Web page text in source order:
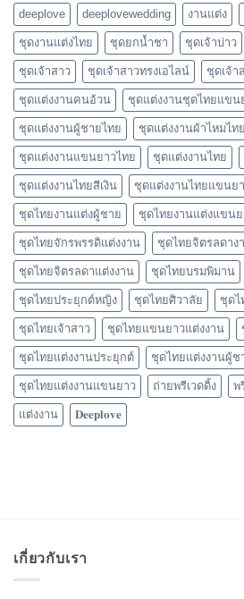
deeplove deeplovewedding งานแต่ง
ชุดงานแต่งไทย ชุดยกน้ำชา ชุดเจ้าบ่าว
ชุดเจ้าสาว ชุดเจ้าสาวทรงเอไลน์ ชุดเจ้า
ชุดแต่งงานคนอ้วน ชุดแต่งงานชุดไทยแขน
ชุดแต่งงานผู้ชายไทย ชุดแต่งงานผ้าไหมไทย
ชุดแต่งงานแขนยาวไทย ชุดแต่งงานไทย
ชุดแต่งงานไทยสีเงิน ชุดแต่งงานไทยแขนย
ชุดไทยงานแต่งผู้ชาย ชุดไทยงานแต่งแขน
ชุดไทยจักรพรรดิแต่งงาน ชุดไทยจิตรลดาง
ชุดไทยจิตรลดาแต่งงาน ชุดไทยบรมพิมาน
ชุดไทยประยุกต์หญิง ชุดไทยศิวาลัย ชุดไ
ชุดไทยเจ้าสาว ชุดไทยแขนยาวแต่งงาน
ชุดไทยแต่งงานประยุกต์ ชุดไทยแต่งงานผู้ช
ชุดไทยแต่งงานแขนยาว ถ่ายพรีเวดดิ้ง พ
แต่งงาน 𝐃𝐞𝐞𝐩𝐥𝐨𝐯𝐞
เกี่ยวกับเรา